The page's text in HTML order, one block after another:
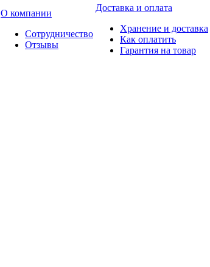
О компании
Сотрудничество
Отзывы
Доставка и оплата
Хранение и доставка
Как оплатить
Гарантия на товар